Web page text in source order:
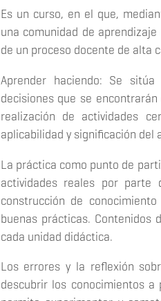
Es un curso, en el que,
una comunidad de
de un proceso docente de alta
Aprender haciendo: Se
decisiones que se
realización de actividades
aplicabilidad y significación del
La práctica como punto de
actividades reales por
construcción de
buenas prácticas. Contenidos
cada unidad didáctica.
Los errores y la reflexión
descubrir los conocimientos